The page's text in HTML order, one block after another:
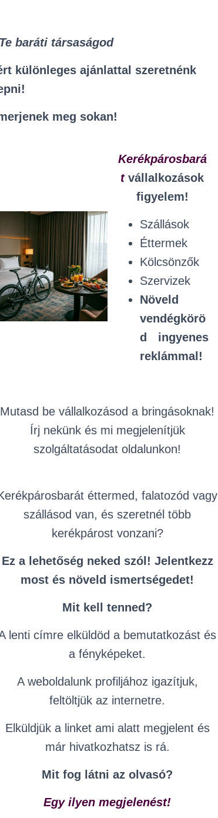
baráti társaságod
különleges ajánlattal szeretnénk
meg sokan!
Kerékpárosbará
tvállalkozások
figyelem!
Szállások
Éttermek
Kölcsönzők
Szervizek
Növeld
vendégkörö
d ingyenes
reklámmal!
Mutasd be vállalkozásod a bringásoknak!
Írj nekünk és mi megjelenítjük
szolgáltatásodat oldalunkon!
éttermed, falatozód vagy
szállásod van, és szeretnél több
kerékpárost vonzani?
Ez a lehetőség neked szól! Jelentkezz
most és növeld ismertségedet!
Mit kell tenned?
lenti címre elküldöd a bemutatkozást és
a fényképeket.
A weboldalunk profiljához igazítjuk,
feltöltjük az internetre.
Elküldjük a linket ami alatt megjelent és
már hivatkozhatsz is rá.
Mit fog látni az olvasó?
Egy ilyen megjelenést!